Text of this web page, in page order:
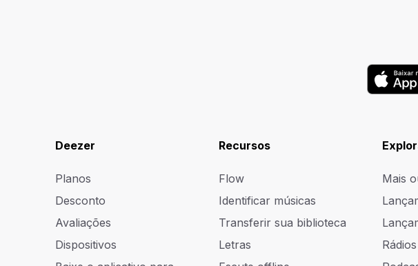
Deezer
Planos
Desconto
Avaliações
Dispositivos
Recursos
Flow
Identificar músicas
Transferir sua biblioteca
Letras
Mais
Rádios